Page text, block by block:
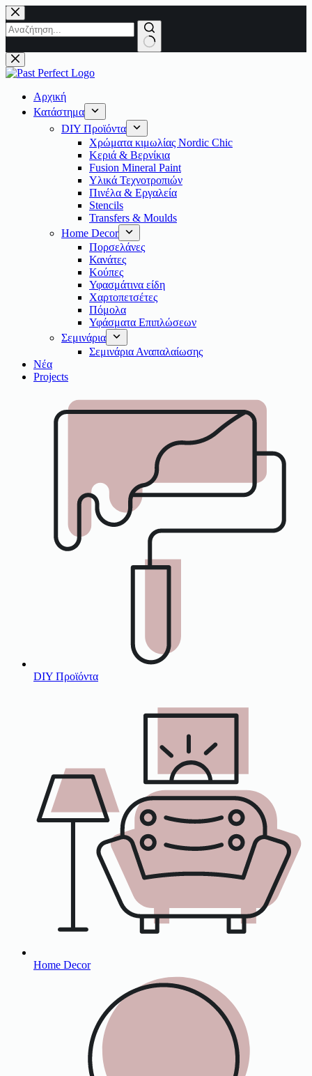
Μετάβαση
στο
περιεχόμενο
No
results
Αρχική
Κατάστημα
DIY Προϊόντα
Χρώματα κιμωλίας Nordic Chic
Κεριά & Βερνίκια
Fusion Mineral Paint
Υλικά Τεχνοτροπιών
Πινέλα & Εργαλεία
Stencils
Transfers & Moulds
Home Decor
Πορσελάνες
Κανάτες
Κούπες
Υφασμάτινα είδη
Χαρτοπετσέτες
Πόμολα
Υφάσματα Επιπλώσεων
Σεμινάρια
Σεμινάρια Αναπαλαίωσης
Νέα
Projects
DIY Προϊόντα
Home Decor